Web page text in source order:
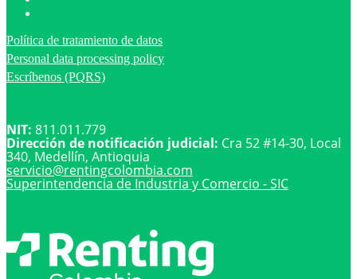
Política de tratamiento de datos
Personal data processing policy
Escríbenos (PQRS)
NIT: 811.011.779
Dirección de notificación judicial: Cra 52 #14-30, Local
340, Medellín, Antioquia
servicio@rentingcolombia.com
Superintendencia de Industria y Comercio - SIC